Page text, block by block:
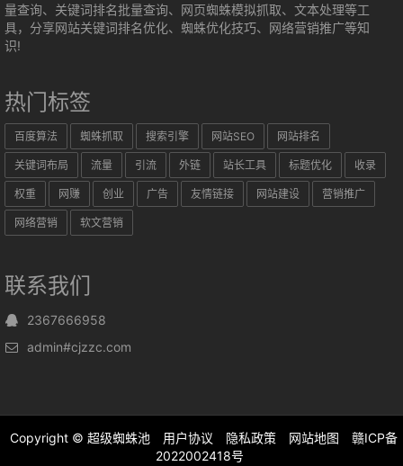
量查询、关键词排名批量查询、网页蜘蛛模拟抓取、文本处理等工
具，分享网站关键词排名优化、蜘蛛优化技巧、网络营销推广等知
识!
热门标签
百度算法 蜘蛛抓取 搜索引擎 网站SEO 网站排名
关键词布局 流量 引流 外链 站长工具 标题优化 收录
权重 网赚 创业 广告 友情链接 网站建设 营销推广
网络营销 软文营销
联系我们
2367666958
admin#cjzzc.com
Copyright © 超级蜘蛛池 用户协议 隐私政策 网站地图
赣ICP备
2022002418号